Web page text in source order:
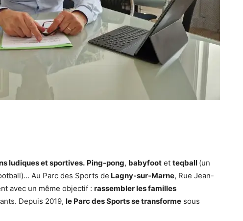
ludiques et sportives. Ping-pong, babyfoot et teqball (un
Au Parc des Sports de Lagny-sur-Marne, Rue Jean-
avec un même objectif : rassembler les familles
Depuis 2019, le Parc des Sports se transforme sous